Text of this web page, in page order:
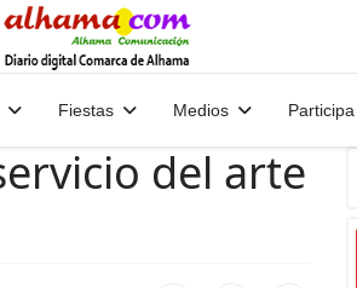
Fiestas Medios Participa
del arte